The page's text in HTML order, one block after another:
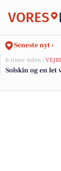
VORES
Seneste nyt ›
6 timer siden |
Solskin og en let